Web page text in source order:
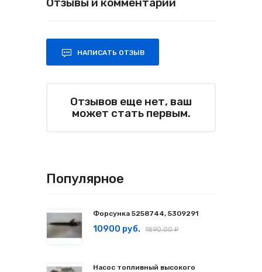
НАПИСАТЬ ОТЗЫВ
Отзывов еще нет, ваш
может стать первым.
Популярное
Форсунка 5258744, 5309291
10900 руб. 1890.00 ₽
Насос топливный высокого